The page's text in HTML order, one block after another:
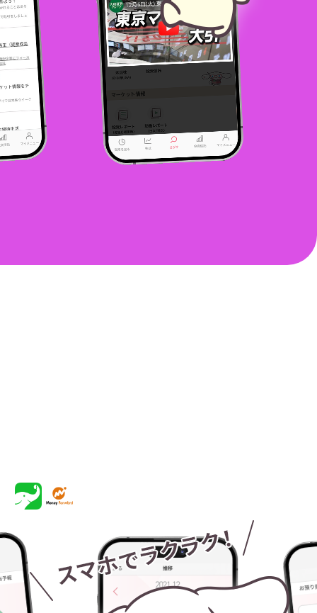
マーケット動画
大和証券グルー
プ提供の最新マ
ーケット動画